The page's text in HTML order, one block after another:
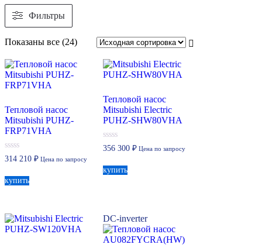
Фильтры
Показаны все (24)Сортировка:
недавние
Тепловой насос
Mitsubishi PUHZ-
FRP71VHA
0
из
314 210 ₽ Цена по запросу
купить
Тепловой насос
Mitsubishi Electric
PUHZ-SHW80VHA
0
из
356 300₽ Цена по запросу
купить
DC-inverter